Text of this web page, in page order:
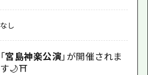
なし
「宮島神楽公演」が開催されま
す🌙⛩️